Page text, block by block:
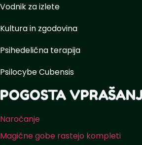
Vodnik za izlete
Kultura in zgodovina
Psihedelična terapija
Psilocybe Cubensis
POGOSTA
Naročanje
Magične gobe rastejo kompleti